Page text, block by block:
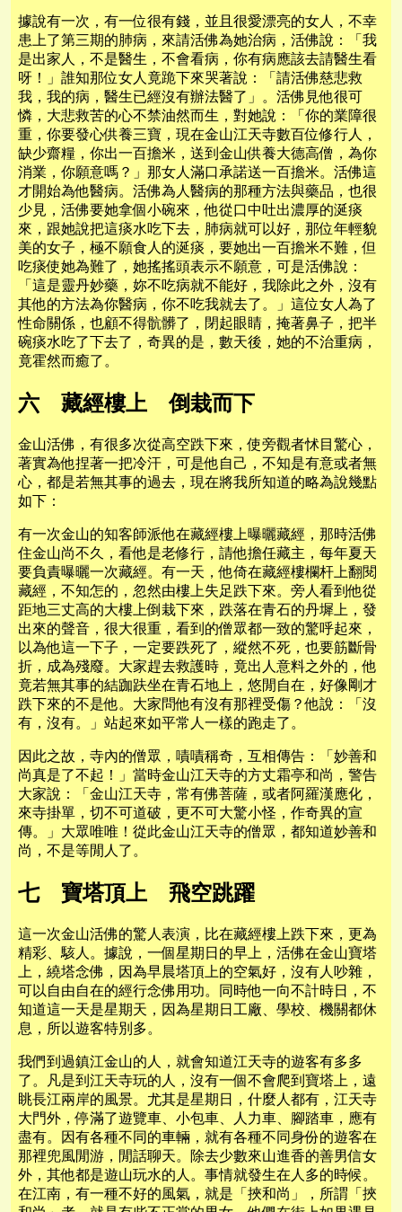
據說有一次，有一位很有錢，並且很愛漂亮的女人，不幸
患上了第三期的肺病，來請活佛為她治病，活佛說：「我
是出家人，不是醫生，不會看病，你有病應該去請醫生看
呀！」誰知那位女人竟跪下來哭著說：「請活佛慈悲救
我，我的病，醫生已經沒有辦法醫了」。活佛見他很可
憐，大悲救苦的心不禁油然而生，對她說：「你的業障很
重，你要發心供養三寶，現在金山江天寺數百位修行人，
缺少齋糧，你出一百擔米，送到金山供養大德高僧，為你
消業，你願意嗎？」那女人滿口承諾送一百擔米。活佛這
才開始為他醫病。活佛為人醫病的那種方法與藥品，也很
少見，活佛要她拿個小碗來，他從口中吐出濃厚的涎痰
來，跟她說把這痰水吃下去，肺病就可以好，那位年輕貌
美的女子，極不願食人的涎痰，要她出一百擔米不難，但
吃痰使她為難了，她搖搖頭表示不願意，可是活佛說：
「這是靈丹妙藥，妳不吃病就不能好，我除此之外，沒有
其他的方法為你醫病，你不吃我就去了。」這位女人為了
性命關係，也顧不得骯髒了，閉起眼睛，掩著鼻子，把半
碗痰水吃了下去了，奇異的是，數天後，她的不治重病，
竟霍然而癒了。
六 藏經樓上 倒栽而下
金山活佛，有很多次從高空跌下來，使旁觀者怵目驚心，
著實為他捏著一把冷汗，可是他自己，不知是有意或者無
心，都是若無其事的過去，現在將我所知道的略為說幾點
如下：
有一次金山的知客師派他在藏經樓上曝曬藏經，那時活佛
住金山尚不久，看他是老修行，請他擔任藏主，每年夏天
要負責曝曬一次藏經。有一天，他倚在藏經樓欄杆上翻閱
藏經，不知怎的，忽然由樓上失足跌下來。旁人看到他從
距地三丈高的大樓上倒栽下來，跌落在青石的丹墀上，發
出來的聲音，很大很重，看到的僧眾都一致的驚呼起來，
以為他這一下子，一定要跌死了，縱然不死，也要筋斷骨
折，成為殘廢。大家趕去救護時，竟出人意料之外的，他
竟若無其事的結跏趺坐在青石地上，悠閒自在，好像剛才
跌下來的不是他。大家問他有沒有那裡受傷？他說：「沒
有，沒有。」站起來如平常人一樣的跑走了。
因此之故，寺內的僧眾，嘖嘖稱奇，互相傳告：「妙善和
尚真是了不起！」當時金山江天寺的方丈霜亭和尚，警告
大家說：「金山江天寺，常有佛菩薩，或者阿羅漢應化，
來寺掛單，切不可道破，更不可大驚小怪，作奇異的宣
傳。」大眾唯唯！從此金山江天寺的僧眾，都知道妙善和
尚，不是等閒人了。
七 寶塔頂上 飛空跳躍
這一次金山活佛的驚人表演，比在藏經樓上跌下來，更為
精彩、駭人。據說，一個星期日的早上，活佛在金山寶塔
上，繞塔念佛，因為早晨塔頂上的空氣好，沒有人吵雜，
可以自由自在的經行念佛用功。同時他一向不計時日，不
知道這一天是星期天，因為星期日工廠、學校、機關都休
息，所以遊客特別多。
我們到過鎮江金山的人，就會知道江天寺的遊客有多多
了。凡是到江天寺玩的人，沒有一個不會爬到寶塔上，遠
眺長江兩岸的風景。尤其是星期日，什麼人都有，江天寺
大門外，停滿了遊覽車、小包車、人力車、腳踏車，應有
盡有。因有各種不同的車輛，就有各種不同身份的遊客在
那裡兜風閒游，閒話聊天。除去少數來山進香的善男信女
外，其他都是遊山玩水的人。事情就發生在人多的時候。
在江南，有一種不好的風氣，就是「挾和尚」，所謂「挾